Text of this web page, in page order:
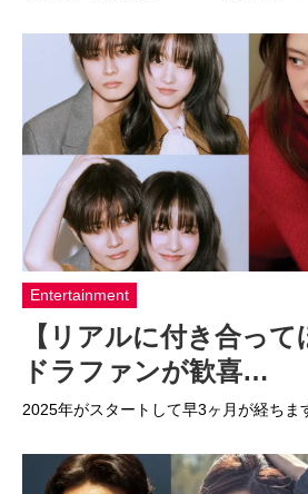
Entertainment
【リアルに付き合っ
ドラファンが歓喜…
2025年がスタートして早3ヶ月が経ちま